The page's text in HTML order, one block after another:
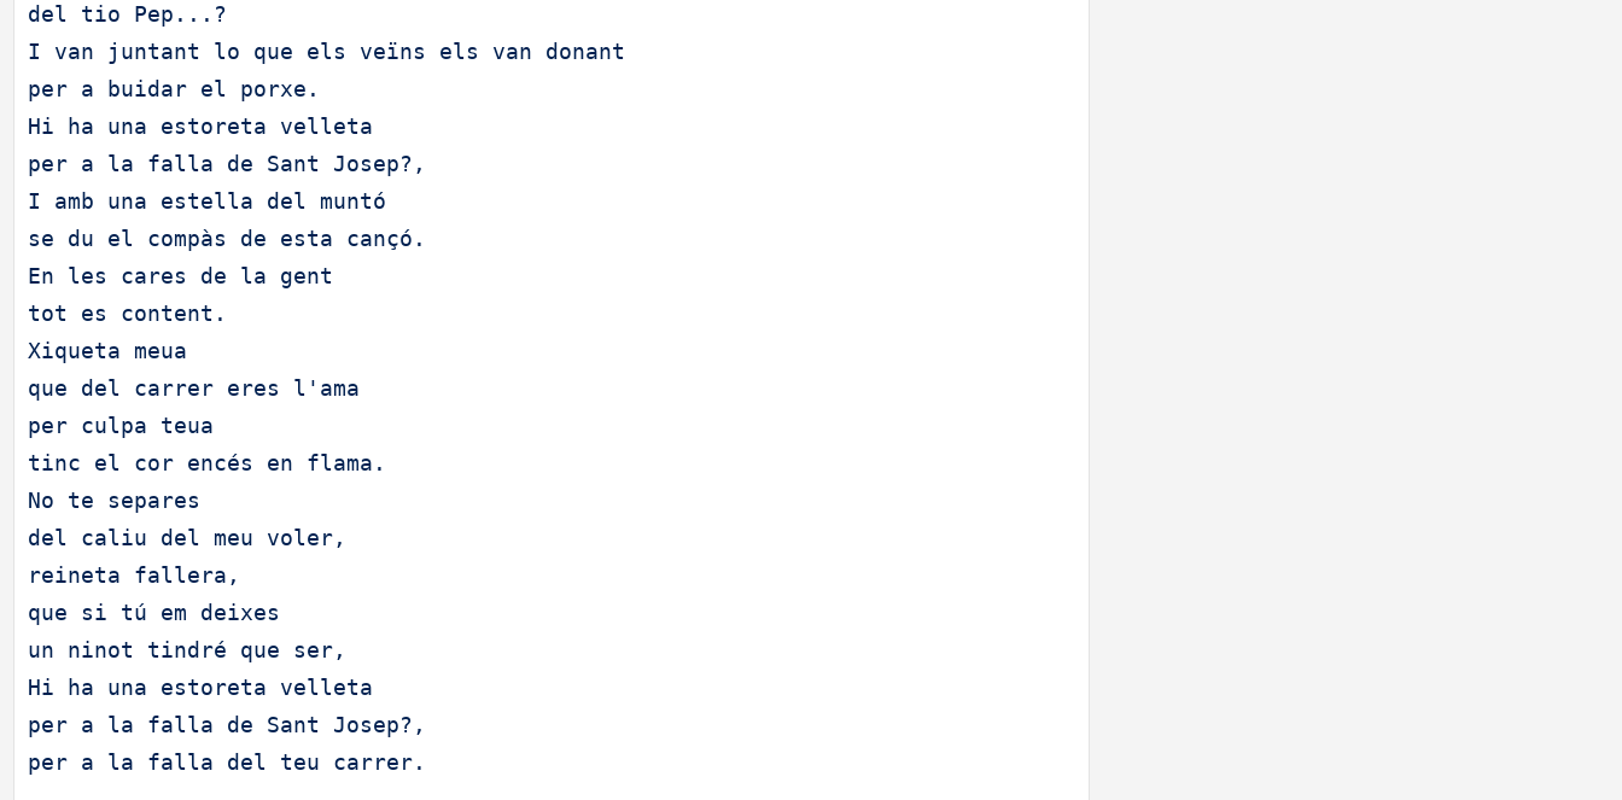
del tio Pep...?
I van juntant lo que els veïns els van donant
per a buidar el porxe.
Hi ha una estoreta velleta
per a la falla de Sant Josep?,
I amb una estella del muntó
se du el compàs de esta cançó.
En les cares de la gent
tot es content.
Xiqueta meua
que del carrer eres l'ama
per culpa teua
tinc el cor encés en flama.
No te separes
del caliu del meu voler,
reineta fallera,
que si tú em deixes
un ninot tindré que ser,
Hi ha una estoreta velleta
per a la falla de Sant Josep?,
per a la falla del teu carrer.